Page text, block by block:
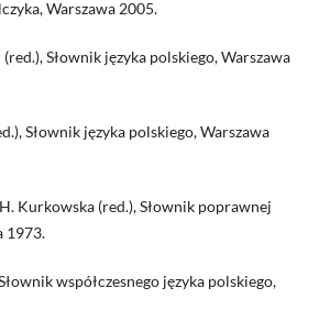
Warszawa 2005.
Słownik języka polskiego, Warszawa
Słownik języka polskiego, Warszawa
Kurkowska (red.), Słownik poprawnej
1973.
współczesnego języka polskiego,